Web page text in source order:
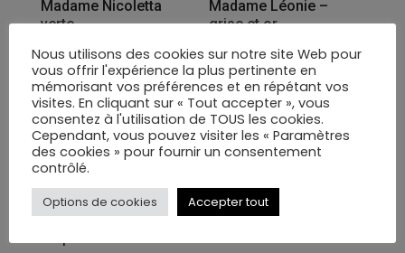
Madame Nicoletta
verte
199,00€
Madame Léonie –
grise et or
199,00€
1 2 →
VOTRE PANIER
Nous utilisons des cookies sur notre site Web pour
vous offrir l'expérience la plus pertinente en
mémorisant vos préférences et en répétant vos
visites. En cliquant sur « Tout accepter », vous
consentez à l'utilisation de TOUS les cookies.
Cependant, vous pouvez visiter les « Paramètres
des cookies » pour fournir un consentement
contrôlé.
Options de cookies Accepter tout